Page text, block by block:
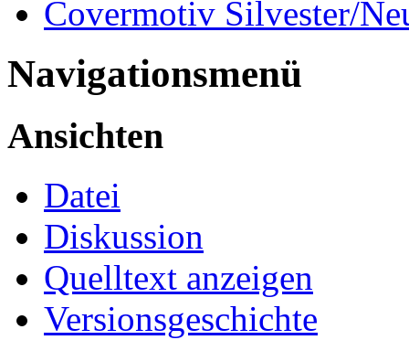
Covermotiv Silvester/
Navigationsmenü
Ansichten
Datei
Diskussion
Quelltext anzeigen
Versionsgeschichte